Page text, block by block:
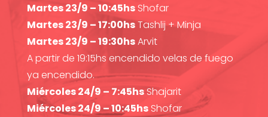
Martes 23/9 – 10:45hsShofar
Martes 23/9 – 17:00hsTashlij + Minja
Martes 23/9 – 19:30hsArvit
A partir de 19:15hs encendido velas de fuego
ya encendido.
Miércoles 24/9 – 7:45hsShajarit
Miércoles 24/9 – 10:45hsShofar